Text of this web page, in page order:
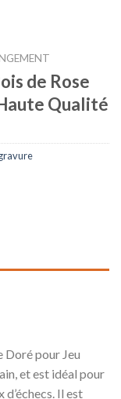
de Rose
Qualité
Doré pour Jeu
et est idéal pour
Il est